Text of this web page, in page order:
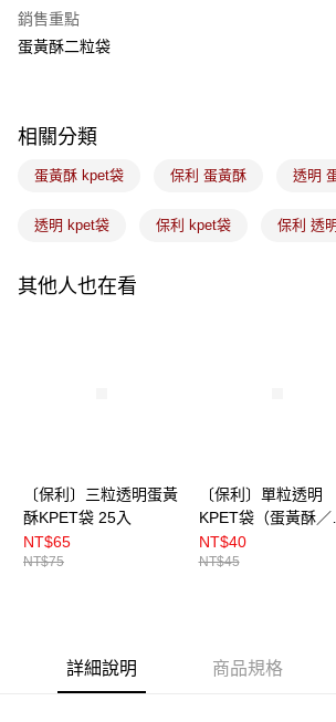
全盈+PAY
運送方式
常溫宅配-(限重20kg以下)
銷售重點
蛋黃酥二粒袋
相關分類
蛋黃酥 kpet袋 保利 蛋黃酥 透明
透明 kpet袋 保利 kpet袋 保利 透明
其他人也在看
〔保利〕三粒透明蛋黃
酥KPET袋 25入
NT$65
NT$75
〔保利〕單粒透明
KPET袋（蛋黃酥／
塔袋） 25入
NT$40
NT$45
詳細說明 商品規格